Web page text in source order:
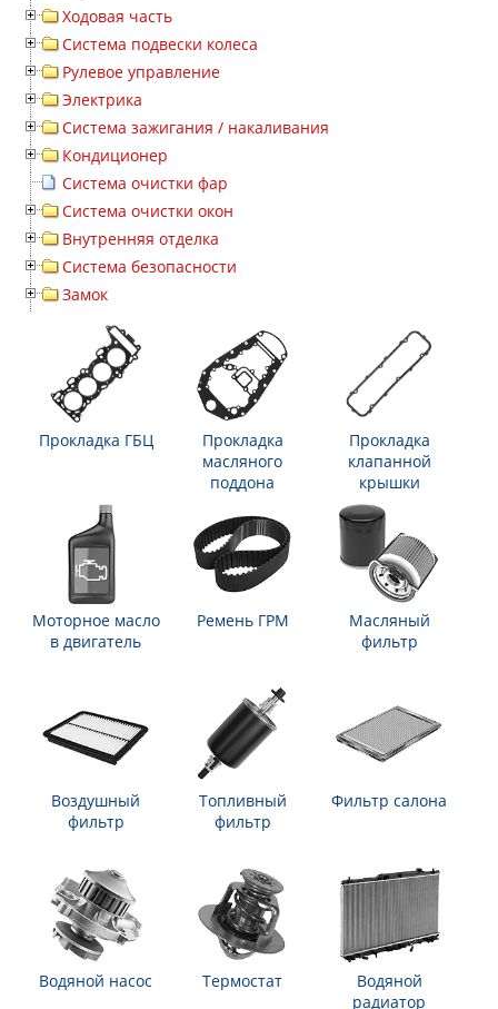
Ходовая часть
Система подвески колеса
Рулевое управление
Электрика
Система зажигания / накаливания
Кондиционер
Система очистки фар
Система очистки окон
Внутренняя отделка
Система безопасности
Замок
Прокладка ГБЦ
Прокладка
масляного
поддона
Прокладка
клапанной
крышки
Моторное масло
в двигатель
Ремень ГРМ
Масляный
фильтр
Воздушный
фильтр
Топливный
фильтр
Фильтр салона
Водяной насос Термостат
Водяной
радиатор